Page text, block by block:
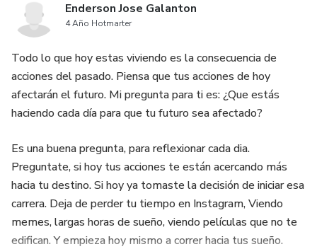
Enderson Jose Galanton
4 Año Hotmarter
Todo lo que hoy estas viviendo es la consecuencia de
acciones del pasado. Piensa que tus acciones de hoy
afectarán el futuro. Mi pregunta para ti es: ¿Que estás
haciendo cada día para que tu futuro sea afectado?
Es una buena pregunta, para reflexionar cada dia.
Preguntate, si hoy tus acciones te están acercando más
hacia tu destino. Si hoy ya tomaste la decisión de iniciar esa
carrera. Deja de perder tu tiempo en Instagram, Viendo
memes, largas horas de sueño, viendo películas que no te
edifican. Y empieza hoy mismo a correr hacia tus sueño.